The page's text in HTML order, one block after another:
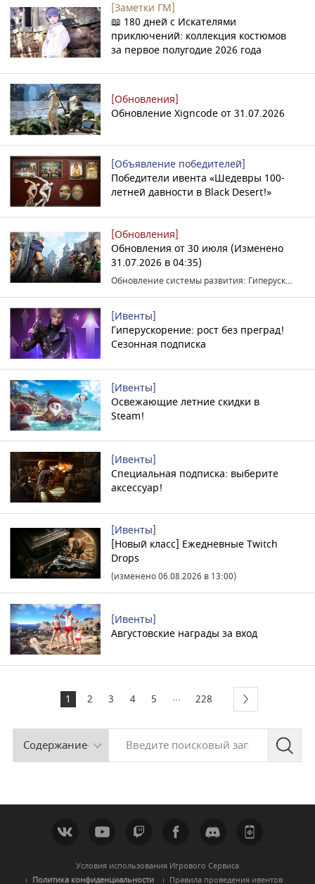
[Заметки ГМ]
📖 180 дней с Искателями
приключений: коллекция костюмов
за первое полугодие 2026 года
[Обновления]
Обновление Xigncode от 31.07.2026
[Объявление победителей]
Победители ивента «Шедевры 100-
летней давности в Black Desert!»
[Обновления]
Обновления от 30 июля (Изменено
31.07.2026 в 04:35)
Обновление системы развития: Гиперускорение, Новый класс: Агент
[Ивенты]
Гиперускорение: рост без преград!
Сезонная подписка
[Ивенты]
Освежающие летние скидки в
Steam!
[Ивенты]
Специальная подписка: выберите
аксессуар!
[Ивенты]
[Новый класс] Ежедневные Twitch
Drops
(изменено 06.08.2026 в 13:00)
[Ивенты]
Августовские награды за вход
1 2 3 4 5 ... 228
Условия использования Игрового Сервиса
Политика конфиденциальности
Правила проведения ивентов